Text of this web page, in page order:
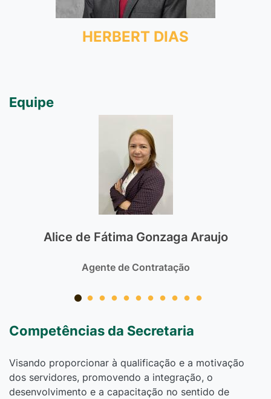
HERBERT DIAS
Equipe
Alice de Fátima Gonzaga Araujo
Agente de Contratação
Competências da Secretaria
Visando proporcionar à qualificação e a motivação
dos servidores, promovendo a integração, o
desenvolvimento e a capacitação no sentido de